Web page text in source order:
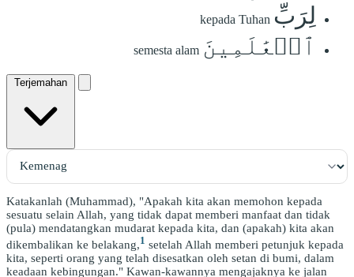
لِرَبِّ kepada Tuhan
ٱلۡعَٰلَمِينَ semesta alam
Terjemahan
Katakanlah (Muhammad), "Apakah kita akan memohon kepada
sesuatu selain Allah, yang tidak dapat memberi manfaat dan tidak
(pula) mendatangkan mudarat kepada kita, dan (apakah) kita akan
dikembalikan ke belakang,1 setelah Allah memberi petunjuk kepada
kita, seperti orang yang telah disesatkan oleh setan di bumi, dalam
keadaan kebingungan." Kawan-kawannya mengajaknya ke jalan